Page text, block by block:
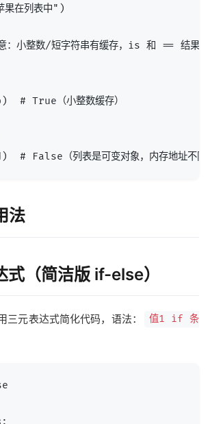
在列表中")
：小整数/短字符串有缓存，is 和 == 结果可
True（小整数缓存）
法
式（简洁版 if-else）
三元表达式简化代码，语法：
值1 if 条